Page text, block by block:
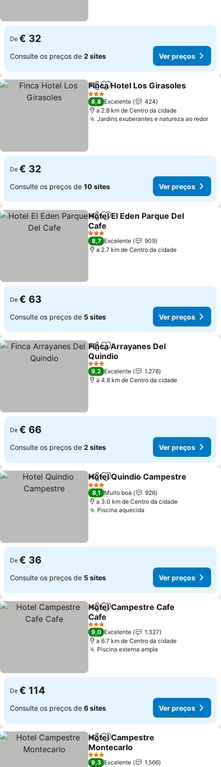
De € 32
Consulte os preços de 2 sites Ver preços
PartilharAdicionar aos favoritos
Finca Hotel Los Girasoles
3 Estrelas
8,8 Excelente
424
a 2.8 km de Centro da cidade
Jardins exuberantes e natureza ao redor
De € 32
Consulte os preços de 10 sites Ver preços
PartilharAdicionar aos favoritos
Hotel El Eden Parque Del
Cafe
Ver preços
3 Estrelas
8,7 Excelente
909
a 2.7 km de Centro da cidade
De € 63
Consulte os preços de 5 sites Ver preços
PartilharAdicionar aos favoritos
Finca Arrayanes Del
Quindio
Ver preços
3 Estrelas
9,2 Excelente
1.278
a 4.8 km de Centro da cidade
De € 66
Consulte os preços de 2 sites Ver preços
PartilharAdicionar aos favoritos
Hotel Quindio Campestre
3 Estrelas
8,1 Muito boa
926
a 3.0 km de Centro da cidade
Piscina aquecida
De € 36
Consulte os preços de 5 sites Ver preços
PartilharAdicionar aos favoritos
Hotel Campestre Cafe
Cafe
Ver preços
3 Estrelas
9,0 Excelente
1.327
a 6.7 km de Centro da cidade
Piscina externa ampla
De € 114
Consulte os preços de 6 sites Ver preços
PartilharAdicionar aos favoritos
Hotel Campestre
Montecarlo
Ver preços
3 Estrelas
9,3 Excelente 1.566